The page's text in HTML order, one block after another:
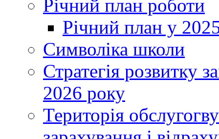
Річний план роботи
Річний план у
Символіка школи
Стратегія розвитку
2026 року
Територія